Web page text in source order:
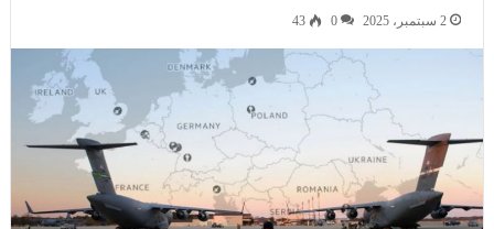
2 سبتمبر، 2025 0
43